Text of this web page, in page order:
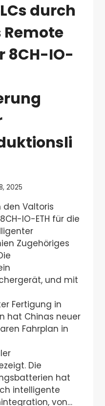
durch
8CH-IO-
2025
den Valtoris
IO-ETH für die
Zugehöriges
und mit
Fertigung in
hat Chinas neuer
Fahrplan in
Die
hat
intelligente
von…